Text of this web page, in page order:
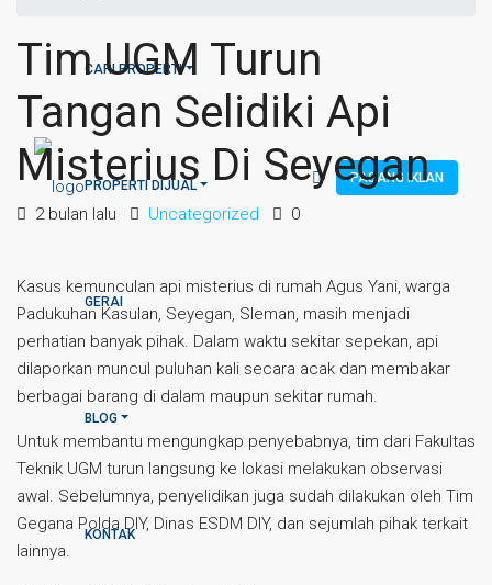
CARI PROPERTI
PROPERTI DIJUAL
GERAI
BLOG
KONTAK
PASANG IKLAN
Tim UGM Turun
Tangan Selidiki Api
Misterius Di Seyegan
2 bulan lalu Uncategorized 0
Kasus kemunculan api misterius di rumah Agus Yani, warga
Padukuhan Kasulan, Seyegan, Sleman, masih menjadi
perhatian banyak pihak. Dalam waktu sekitar sepekan, api
dilaporkan muncul puluhan kali secara acak dan membakar
berbagai barang di dalam maupun sekitar rumah.
Untuk membantu mengungkap penyebabnya, tim dari Fakultas
Teknik UGM turun langsung ke lokasi melakukan observasi
awal. Sebelumnya, penyelidikan juga sudah dilakukan oleh Tim
Gegana Polda DIY, Dinas ESDM DIY, dan sejumlah pihak terkait
lainnya.